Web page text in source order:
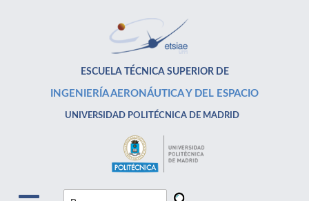
ESCUELA TÉCNICA SUPERIOR DE
INGENIERÍA AERONÁUTICA Y DEL ESPACIO
UNIVERSIDAD POLITÉCNICA DE MADRID